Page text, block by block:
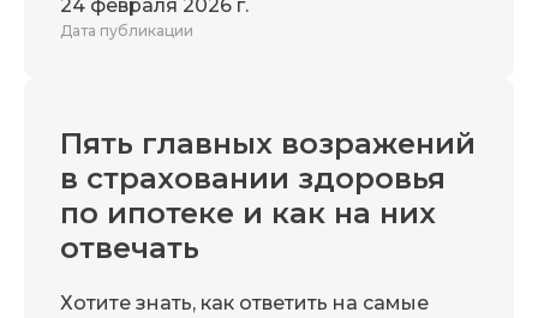
24 февраля 2026 г.
Дата публикации
Пять главных возражений
в страховании здоровья
по ипотеке и как на них
отвечать
Хотите знать, как ответить на самые